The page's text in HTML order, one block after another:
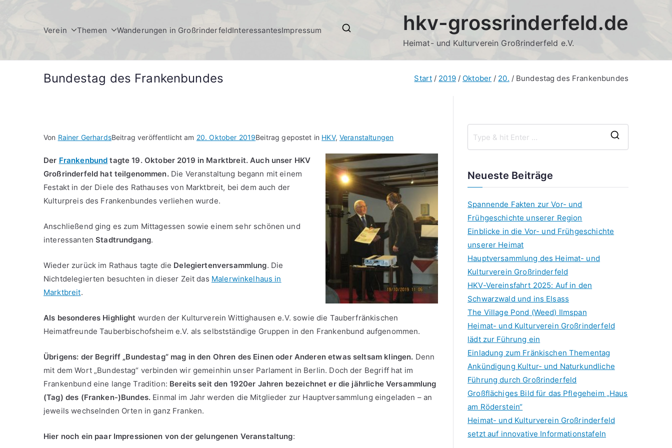
hkv-grossrinderfeld.de
Heimat- und Kulturverein Großrinderfeld e.V.
Verein Themen Wanderungen in GroßrinderfeldInteressantesImpressum
Bundestag des Frankenbundes Start 2019 Oktober 20. Bundestag des Frankenbundes
Von Rainer GerhardsBeitrag veröffentlicht am 20. Oktober 2019Beitrag gepostet in HKV, Veranstaltungen
Der Frankenbund tagte 19. Oktober 2019 in Marktbreit. Auch unser HKV
Großrinderfeld hat teilgenommen.Die Veranstaltung begann mit einem
Festakt in der Diele des Rathauses von Marktbreit, bei dem auch der
Kulturpreis des Frankenbundes verliehen wurde.
Anschließend ging es zum Mittagessen sowie einem sehr schönen und
interessantenStadtrundgang.
Wieder zurück im Rathaus tagte die Delegiertenversammlung. Die
Nichtdelegierten besuchten in dieser Zeit das Malerwinkelhaus in
Marktbreit.
Als besonderes Highlight wurden der Kulturverein Wittighausen e.V. sowie die Tauberfränkischen
Heimatfreunde Tauberbischofsheim e.V. als selbstständige Gruppen in den Frankenbund aufgenommen.
Übrigens: der Begriff „Bundestag“ mag in den Ohren des Einen oder Anderen etwas seltsam klingen. Denn
mit dem Wort „Bundestag“ verbinden wir gemeinhin unser Parlament in Berlin. Doch der Begriff hat im
Frankenbund eine lange Tradition: Bereits seit den 1920er Jahren bezeichnet er die jährliche Versammlung
(Tag) des (Franken-)Bundes. Einmal im Jahr werden die Mitglieder zur Hauptversammlung eingeladen – an
jeweils wechselnden Orten in ganz Franken.
Hier noch ein paar Impressionen von der gelungenen Veranstaltung:
Neueste Beiträge
Spannende Fakten zur Vor- und
Frühgeschichte unserer Region
Einblicke in die Vor- und Frühgeschichte
unserer Heimat
Hauptversammlung des Heimat- und
Kulturverein Großrinderfeld
HKV-Vereinsfahrt 2025: Auf in den
Schwarzwald und ins Elsass
The Village Pond (Weed) Ilmspan
Heimat- und Kulturverein Großrinderfeld
lädt zur Führung ein
Einladung zum Fränkischen Thementag
Ankündigung Kultur- und Naturkundliche
Führung durch Großrinderfeld
Großflächiges Bild für das Pflegeheim „Haus
am Röderstein“
Heimat- und Kulturverein Großrinderfeld
setzt auf innovative Informationstafeln